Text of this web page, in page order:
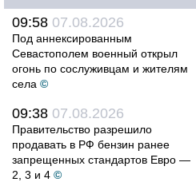
09:58 07.08.2026
Под аннексированным
Севастополем военный открыл
огонь по сослуживцам и жителям
села ©
09:38 07.08.2026
Правительство разрешило
продавать в РФ бензин ранее
запрещенных стандартов Евро —
2, 3 и 4 ©